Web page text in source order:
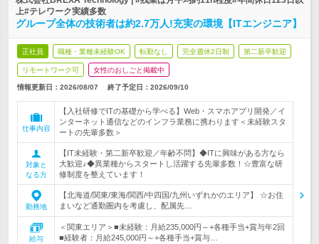
上#テレワーク実績多数
グループ全体の技術者は約2.7万人!充実の環境【ITエンジニア】
正社員 職種・業種未経験OK 転勤なし 完全週休2日制 第二新卒歓迎
リモートワーク可 女性のおしごと掲載中
情報更新日：2026/08/07 終了予定日： 2026/09/10
仕事内容
【入社研修でITの基礎から学べる】Web・スマホアプリ開発／イ
ンターネット通信などのインフラ業務に携わります＜未経験スタ
ートの先輩多数＞
対象と
なる方
【IT未経験・第二新卒歓迎／年齢不問】◆ITに興味がある方なら
大歓迎♪◆異業種からスタートし活躍する先輩多数！☆豊富な研
修制度を整えています！
勤務地
【北海道/関東/東海/関西/中四国/九州いずれかのエリア】 ☆お住
まいなど通勤圏内を考慮し、配属先…
給与
＜関東エリア＞■未経験：月給235,000円～+各種手当+賞与年2回
■経験者：月給245,000円～+各種手当+賞与…